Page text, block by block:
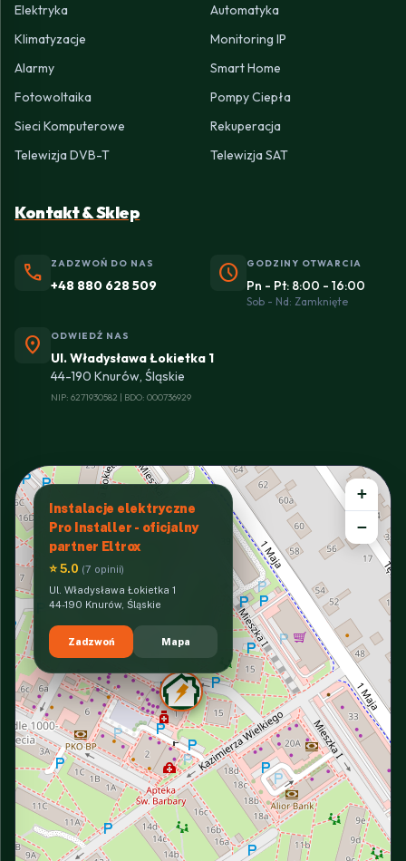
Elektryka
Automatyka
Klimatyzacje
Monitoring IP
Alarmy
Smart Home
Fotowoltaika
Pompy Ciepła
Sieci Komputerowe
Rekuperacja
Telewizja DVB-T
Telewizja SAT
Kontakt & Sklep
phone ZADZWOŃ DO NAS
+48 880 628 509 schedule GODZINY OTWARCIA
Pn - Pt: 8:00 - 16:00
Sob - Nd: Zamknięte
location_on ODWIEDŹ NAS
Ul. Władysława Łokietka 1
44-190 Knurów, Śląskie
NIP: 6271930582 | BDO: 000736929
Instalacje elektryczne
Pro Installer - oficjalny
partner Eltrox
⭐ 5.0 (7 opinii)
Ul. Władysława Łokietka 1
44-190 Knurów, Śląskie
Zadzwoń Mapa
+
−